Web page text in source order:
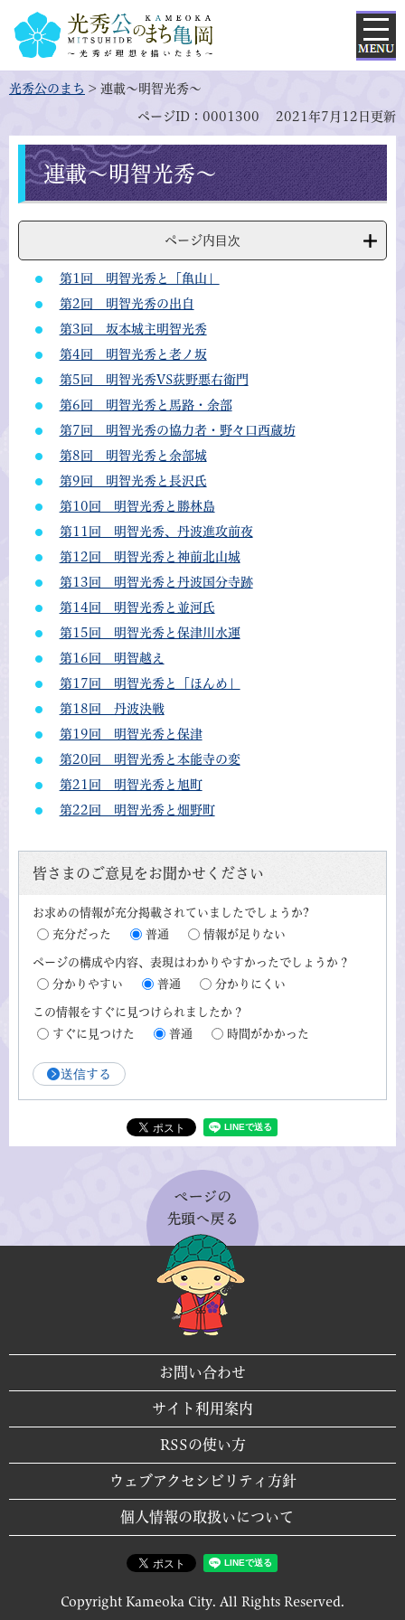
ページの先頭です。
ニ
ー
メ
光秀公のまち > 連載～明智光秀～
ページID：0001300 2021年7月12日更新
本
文
連載～明智光秀～
ページ内目次
第1回 明智光秀と「亀山」
第2回 明智光秀の出自
第3回 坂本城主明智光秀
第4回 明智光秀と老ノ坂
第5回 明智光秀VS荻野悪右衛門
第6回 明智光秀と馬路・余部
第7回 明智光秀の協力者・野々口西蔵坊
第8回 明智光秀と余部城
第9回 明智光秀と長沢氏
第10回 明智光秀と勝林島
第11回 明智光秀、丹波進攻前夜
第12回 明智光秀と神前北山城
第13回 明智光秀と丹波国分寺跡
第14回 明智光秀と並河氏
第15回 明智光秀と保津川水運
第16回 明智越え
第17回 明智光秀と「ほんめ」
第18回 丹波決戦
第19回 明智光秀と保津
第20回 明智光秀と本能寺の変
第21回 明智光秀と旭町
第22回 明智光秀と畑野町
皆さまのご意見をお聞かせください
お求めの情報が充分掲載されていましたでしょうか?
充分だった
普通 情報が足りない
ページの構成や内容、表現はわかりやすかったでしょうか？
分かりやすい
普通 分かりにくい
この情報をすぐに見つけられましたか？
すぐに見つけた
普通 時間がかかった
お問い合わせ
サイト利用案内
RSSの使い方
ウェブアクセシビリティ方針
個人情報の取扱いについて
Copyright Kameoka City. All Rights Reserved.